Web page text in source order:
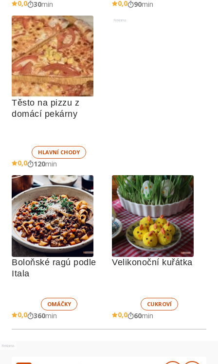
0,0 30min 0,0 90min
Těsto na pizzu z
domácí pekárny
HLAVNÍ CHODY
0,0 120min
Reklama
Boloňské ragú podle
Itala
OMÁČKY
0,0 360min
Velikonoční kuřátka
CUKROVÍ
0,0 60min
Reklama